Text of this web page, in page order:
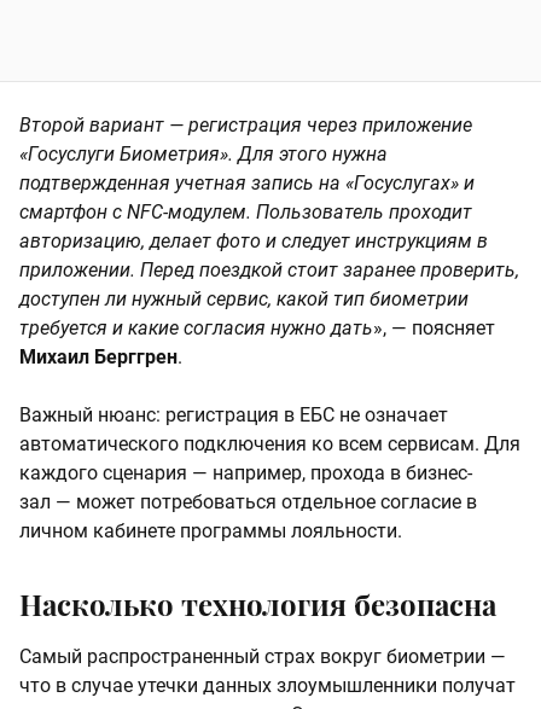
Второй вариант — регистрация через приложение
«Госуслуги Биометрия». Для этого нужна
подтвержденная учетная запись на «Госуслугах» и
смартфон с NFC-модулем. Пользователь проходит
авторизацию, делает фото и следует инструкциям в
приложении. Перед поездкой стоит заранее проверить,
доступен ли нужный сервис, какой тип биометрии
требуется и какие согласия нужно дать», — поясняет
Михаил Берггрен.
Важный нюанс: регистрация в ЕБС не означает
автоматического подключения ко всем сервисам. Для
каждого сценария — например, прохода в бизнес-
зал — может потребоваться отдельное согласие в
личном кабинете программы лояльности.
Насколько технология безопасна
Самый распространенный страх вокруг биометрии —
что в случае утечки данных злоумышленники получат